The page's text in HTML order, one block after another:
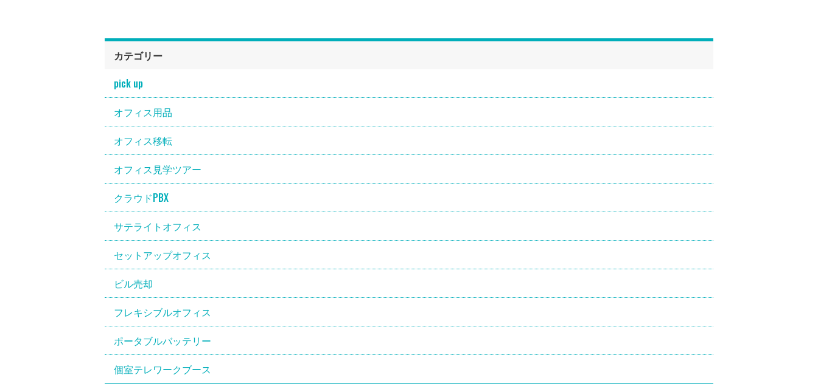
カテゴリー
pick up
オフィス用品
オフィス移転
オフィス見学ツアー
クラウドPBX
サテライトオフィス
セットアップオフィス
ビル売却
フレキシブルオフィス
ポータブルバッテリー
個室テレワークブース